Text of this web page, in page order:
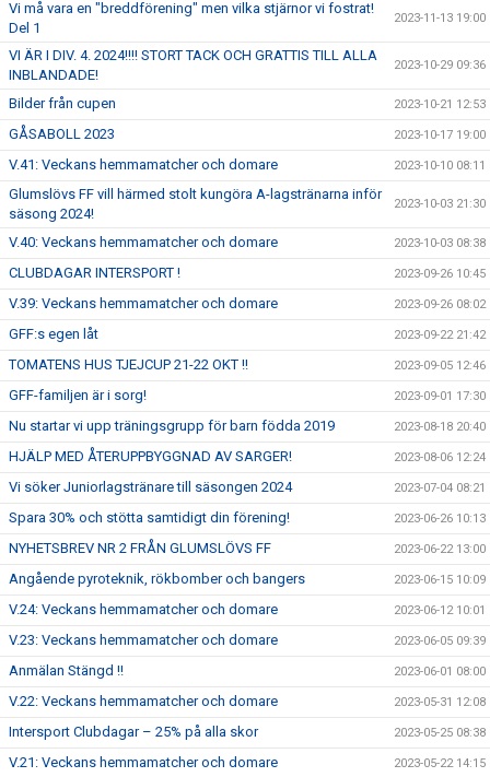
Vi må vara en "breddförening" men vilka stjärnor vi fostrat!
Del 1
2023-11-13 19:00
VI ÄR I DIV. 4. 2024!!!! STORT TACK OCH GRATTIS TILL ALLA
INBLANDADE!
2023-10-29 09:36
Bilder från cupen 2023-10-21 12:53
GÅSABOLL 2023 2023-10-17 19:00
V.41: Veckans hemmamatcher och domare 2023-10-10 08:11
Glumslövs FF vill härmed stolt kungöra A-lagstränarna inför
säsong 2024!
2023-10-03 21:30
V.40: Veckans hemmamatcher och domare 2023-10-03 08:38
CLUBDAGAR INTERSPORT ! 2023-09-26 10:45
V.39: Veckans hemmamatcher och domare 2023-09-26 08:02
GFF:s egen låt 2023-09-22 21:42
TOMATENS HUS TJEJCUP 21-22 OKT !! 2023-09-05 12:46
GFF-familjen är i sorg! 2023-09-01 17:30
Nu startar vi upp träningsgrupp för barn födda 2019 2023-08-18 20:40
HJÄLP MED ÅTERUPPBYGGNAD AV SARGER! 2023-08-06 12:24
Vi söker Juniorlagstränare till säsongen 2024 2023-07-04 08:21
Spara 30% och stötta samtidigt din förening! 2023-06-26 10:13
NYHETSBREV NR 2 FRÅN GLUMSLÖVS FF 2023-06-22 13:00
Angående pyroteknik, rökbomber och bangers 2023-06-15 10:09
V.24: Veckans hemmamatcher och domare 2023-06-12 10:01
V.23: Veckans hemmamatcher och domare 2023-06-05 09:39
Anmälan Stängd !! 2023-06-01 08:00
V.22: Veckans hemmamatcher och domare 2023-05-31 12:08
Intersport Clubdagar – 25% på alla skor 2023-05-25 08:38
V.21: Veckans hemmamatcher och domare 2023-05-22 14:15